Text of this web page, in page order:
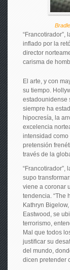
“Francotirador”,
inflado por la
director
carisma de
El arte, y con
su tiempo.
estadounidense
siempre ha
hipocresía, la
excelencia
intensidad
pretensión
través de la
“Francotirador”,
supo
viene a coronar
tendencia. “The
Kathryn
Eastwood, se
terrorismo,
Mal que todos
justificar su
del mundo,
dicen pretender